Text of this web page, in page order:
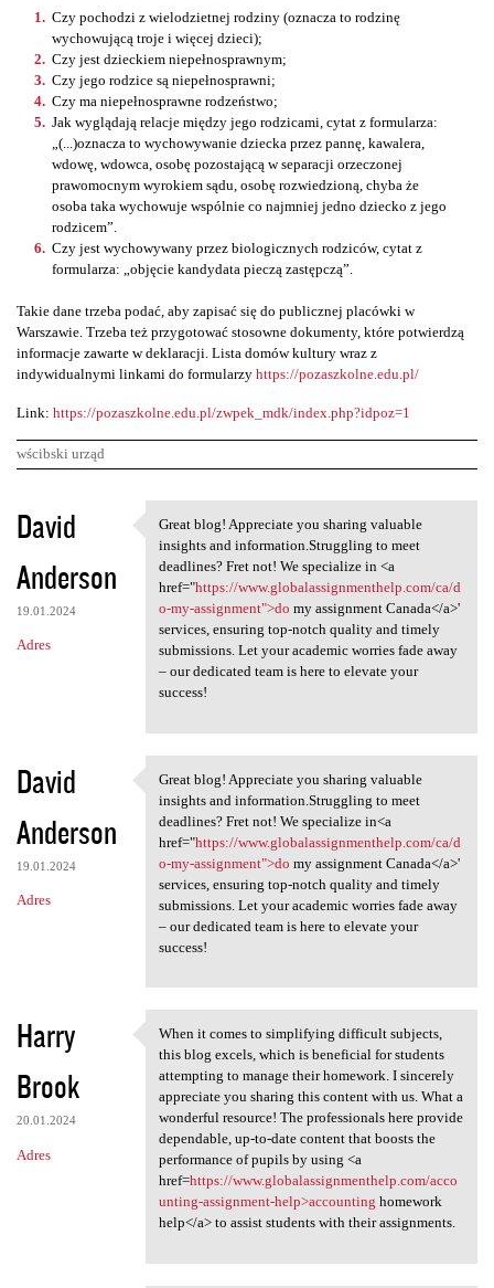
Czy pochodzi z wielodzietnej rodziny (oznacza to rodzinę
wychowującą troje i więcej dzieci);
Czy jest dzieckiem niepełnosprawnym;
Czy jego rodzice są niepełnosprawni;
Czy ma niepełnosprawne rodzeństwo;
Jak wyglądają relacje między jego rodzicami, cytat z formularza:
„(...)oznacza to wychowywanie dziecka przez pannę, kawalera,
wdowę, wdowca, osobę pozostającą w separacji orzeczonej
prawomocnym wyrokiem sądu, osobę rozwiedzioną, chyba że
osoba taka wychowuje wspólnie co najmniej jedno dziecko z jego
rodzicem”.
Czy jest wychowywany przez biologicznych rodziców, cytat z
formularza: „objęcie kandydata pieczą zastępczą”.
Takie dane trzeba podać, aby zapisać się do publicznej placówki w
Warszawie. Trzeba też przygotować stosowne dokumenty, które potwierdzą
informacje zawarte w deklaracji. Lista domów kultury wraz z
indywidualnymi linkami do formularzy https://pozaszkolne.edu.pl/
Link: https://pozaszkolne.edu.pl/zwpek_mdk/index.php?idpoz=1
wścibski urząd
K
o
m
e
n
z
e
David
Anderson
19.01.2024
Adres
Great blog! Appreciate you
Great blog! Appreciate you sharing valuable
insights and information.Struggling to meet
deadlines? Fret not! We specialize in <a
href="https://www.globalassignmenthelp.com/ca/d
o-my-assignment">do my assignment Canada</a>'
services, ensuring top-notch quality and timely
submissions. Let your academic worries fade away
– our dedicated team is here to elevate your
success!
David
Anderson
19.01.2024
Adres
Great blog! Appreciate you
Great blog! Appreciate you sharing valuable
insights and information.Struggling to meet
deadlines? Fret not! We specialize in<a
href="https://www.globalassignmenthelp.com/ca/d
o-my-assignment">do my assignment Canada</a>'
services, ensuring top-notch quality and timely
submissions. Let your academic worries fade away
– our dedicated team is here to elevate your
success!
Harry
Brook
20.01.2024
Adres
When it comes to simplifying
When it comes to simplifying difficult subjects,
this blog excels, which is beneficial for students
attempting to manage their homework. I sincerely
appreciate you sharing this content with us. What a
wonderful resource! The professionals here provide
dependable, up-to-date content that boosts the
performance of pupils by using <a
href=https://www.globalassignmenthelp.com/acco
unting-assignment-help>accounting homework
help</a> to assist students with their assignments.